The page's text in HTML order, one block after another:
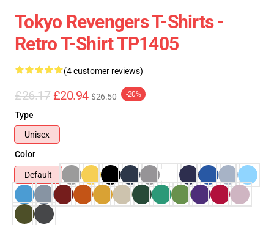
Tokyo Revengers T-Shirts -
Retro T-Shirt TP1405
(4 customer reviews)
£26.17 £20.94 $26.50 -20%
Type
Unisex
Color
Default